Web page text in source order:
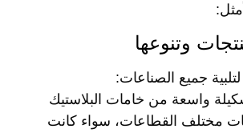
جميع الصناعات:
واسعة من خامات البلاستيك
مختلف القطاعات، سواء كانت